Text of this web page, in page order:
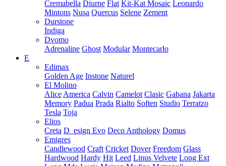
Cremabella Diurne Flat Kit-Kat Mosaic Leonardo
Mintons Nusa Quercus Selene Zement
Durstone
Indiga
Dvomo
Adrenaline Ghost Modular Montecarlo
E
Edimax
Golden Age Instone Naturel
El Molino
Alice America Calvin Camelot Clasic Gabana Jakarta
Memory Padua Prada Rialto Soften Studio Terratzo
Tesla Toja
Elios
Creta D_esign Evo Deco Anthology Domus
Emigres
Candlewood Craft Cricket Dover Freedom Glass
Hardwood Hardy Hit Leed Linus Velvete Long Ext